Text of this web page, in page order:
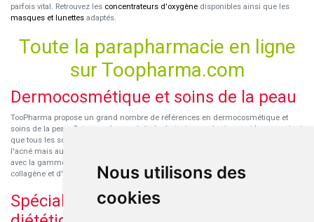
Nous utilisons des
cookies
parfois vital. Retrouvez les concentrateurs d'oxygène disponibles ainsi que les
masques et lunettes adaptés.
Toute la parapharmacie en ligne
sur Toopharma.com
Dermocosmétique et soins de la peau
TooPharma propose un grand nombre de références en dermocosmétique et
soins de la peau. Retrouvez les produits hydratants pour le visage et le corps ainsi
que tous les soins pour peaux sensibles ou à tendance atopique, les soins pour
l'acné mais aussi des démaquillants. Découvrez nos nouvelles références SVR
avec la gamme anti-âge pour les peaux encore jeunes
collagène et d'acide hyaluronique.
Spécialisation en micronutrition et